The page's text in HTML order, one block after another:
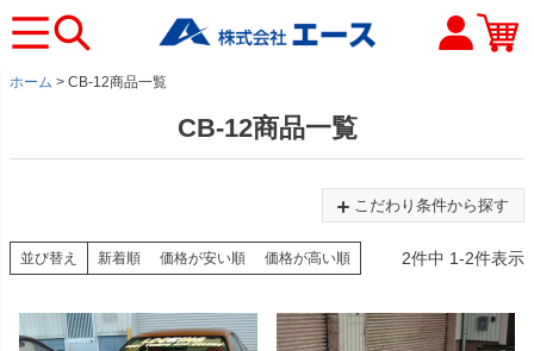
ホーム CB-12商品一覧
CB-12商品一覧
こだわり条件から探す
並び替え 新着順 価格が安い順 価格が高い順 2件中 1-2件表示